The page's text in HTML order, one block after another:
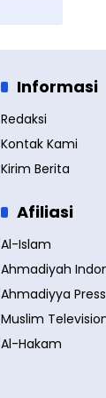
Informasi
Redaksi
Kontak Kami
Kirim Berita
Afiliasi
Al-Islam
Ahmadiyah
Ahmadiyya Press
Muslim
Al-Hakam